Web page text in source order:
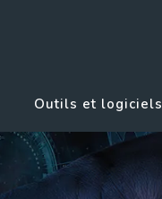
Outils et logiciels